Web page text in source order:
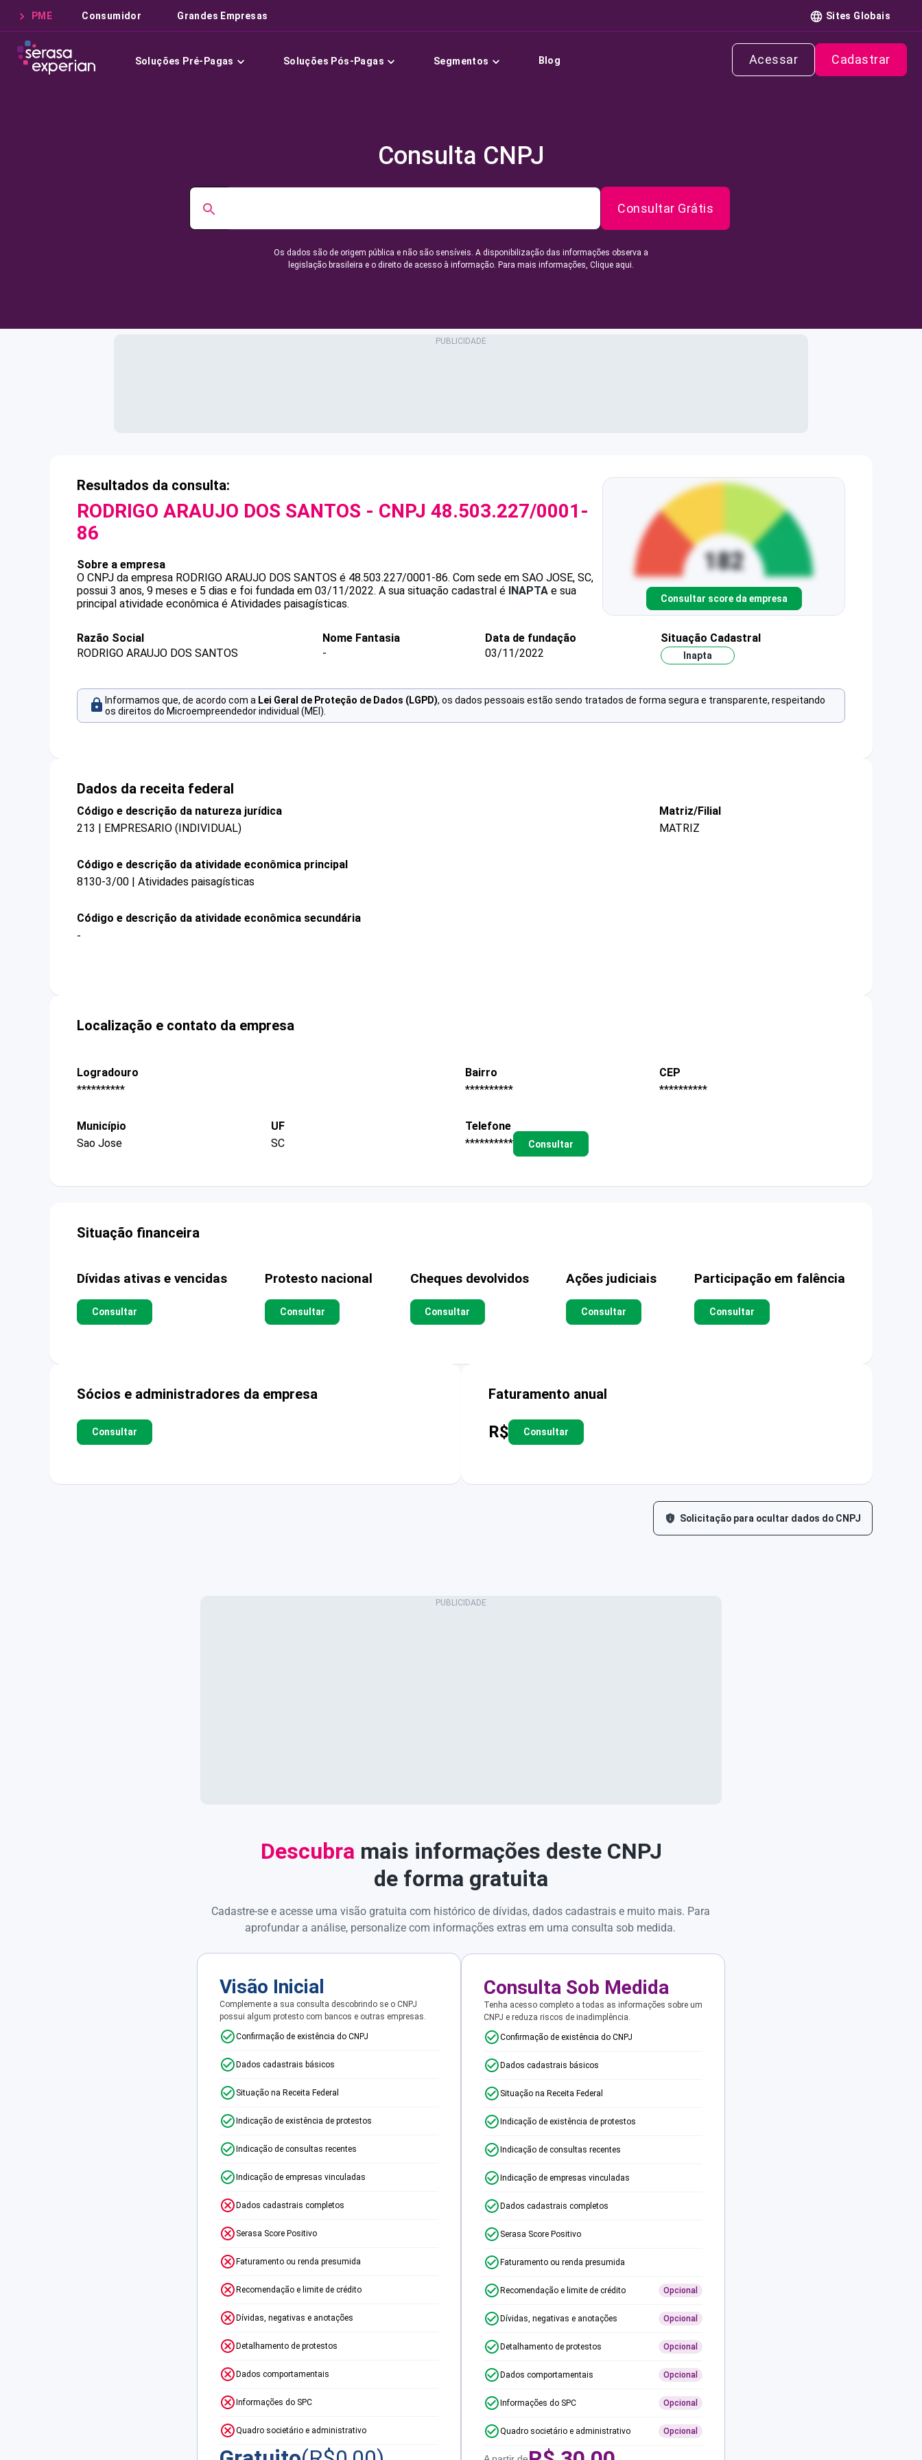
PME Consumidor Grandes Empresas Sites Globais
Soluções Pré-Pagas Soluções Pós-Pagas Segmentos Blog Acessar Cadastrar
Consulta CNPJ
Consultar Grátis
Os dados são de origem pública e não são sensíveis. A disponibilização das informações observa a
legislação brasileira e o direito de acesso à informação. Para mais informações, Clique aqui.
Resultados da consulta:
RODRIGO ARAUJO DOS SANTOS - CNPJ 48.503.227/0001-
86
Sobre a empresa
O CNPJ da empresa RODRIGO ARAUJO DOS SANTOS é 48.503.227/0001-86. Com sede em SAO JOSE, SC,
possui 3 anos, 9 meses e 5 dias e foi fundada em 03/11/2022. A sua situação cadastral é INAPTA e sua
principal atividade econômica é Atividades paisagísticas.
Consultar score da empresa
Razão Social
RODRIGO ARAUJO DOS SANTOS
Nome Fantasia
-
Data de fundação
03/11/2022
Situação Cadastral
Inapta
Informamos que, de acordo com a Lei Geral de Proteção de Dados (LGPD), os dados pessoais estão sendo tratados de forma segura e transparente, respeitando
os direitos do Microempreendedor individual (MEI).
Dados da receita federal
Código e descrição da natureza jurídica
213 | EMPRESARIO (INDIVIDUAL)
Matriz/Filial
MATRIZ
Código e descrição da atividade econômica principal
8130-3/00 | Atividades paisagísticas
Código e descrição da atividade econômica secundária
-
Localização e contato da empresa
Logradouro
**********
Bairro
**********
CEP
**********
Município
Sao Jose
UF
SC
Telefone
**********
Consultar
Situação financeira
Dívidas ativas e vencidas
Consultar
Protesto nacional
Consultar
Cheques devolvidos
Consultar
Ações judiciais
Consultar
Participação em falência
Consultar
Sócios e administradores da empresa
Consultar
Faturamento anual
R$ Consultar
Solicitação para ocultar dados do CNPJ
Descubra mais informações deste CNPJ
de forma gratuita
Cadastre-se e acesse uma visão gratuita com histórico de dívidas, dados cadastrais e muito mais. Para
aprofundar a análise, personalize com informações extras em uma consulta sob medida.
Visão Inicial
Complemente a sua consulta descobrindo se o CNPJ
possui algum protesto com bancos e outras empresas.
Confirmação de existência do CNPJ
Dados cadastrais básicos
Situação na Receita Federal
Indicação de existência de protestos
Indicação de consultas recentes
Indicação de empresas vinculadas
Dados cadastrais completos
Serasa Score Positivo
Faturamento ou renda presumida
Recomendação e limite de crédito
Dívidas, negativas e anotações
Detalhamento de protestos
Dados comportamentais
Informações do SPC
Quadro societário e administrativo
Consulta Sob Medida
Tenha acesso completo a todas as informações sobre um
CNPJ e reduza riscos de inadimplência.
Confirmação de existência do CNPJ
Dados cadastrais básicos
Situação na Receita Federal
Indicação de existência de protestos
Indicação de consultas recentes
Indicação de empresas vinculadas
Dados cadastrais completos
Serasa Score Positivo
Faturamento ou renda presumida
Recomendação e limite de crédito Opcional
Dívidas, negativas e anotações Opcional
Detalhamento de protestos Opcional
Dados comportamentais Opcional
Informações do SPC Opcional
Quadro societário e administrativo Opcional